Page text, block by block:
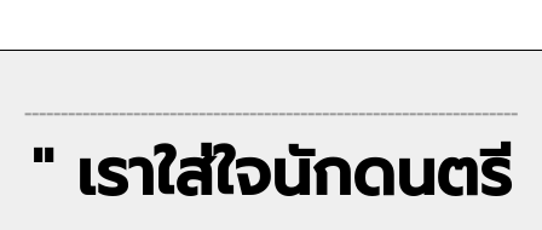
--------------------------------------------------------------------
" เราใส่ใจนักดนตรี